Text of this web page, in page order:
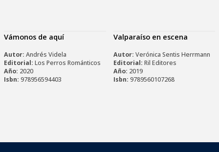
Vámonos de aquí
Autor: Andrés Videla
Editorial: Los Perros Románticos
Año: 2020
Isbn: 978956594403
Valparaíso en escena
Autor: Verónica Sentis Herrmann
Editorial: Ril Editores
Año: 2019
Isbn: 9789560107268